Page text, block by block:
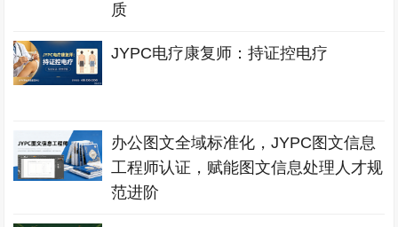
质
JYPC电疗康复师：持证控电疗
办公图文全域标准化，JYPC图文信息
工程师认证，赋能图文信息处理人才规
范进阶